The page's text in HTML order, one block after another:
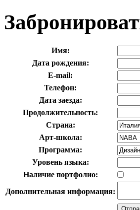
Имя:
Дата рождения:
E-mail:
Телефон:
Дата заезда:
Продолжительность:
Страна:
Арт-школа:
Программа:
Уровень языка:
Наличие портфолио:
Дополнительная информация: